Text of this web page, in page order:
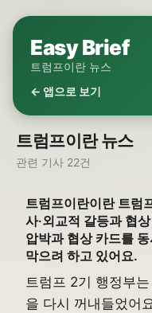
Easy Brief
트럼프이란 뉴스
← 앱으로 보기
트럼프이란 뉴스
관련 기사 22건
트럼프이란이란 트럼
사·외교적 갈등과 협
압박과 협상 카드를
막으려 하고 있어요.
트럼프 2기 행정부
을 다시 꺼내들었어